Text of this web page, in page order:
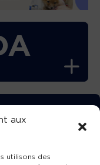
aux
utilisons des
!